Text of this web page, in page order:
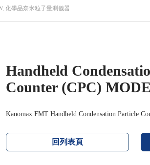
化學品奈米粒子量測儀器
Handheld
Counter (CPC)
Kanomax FMT Handheld Condensation Particle
回列表頁